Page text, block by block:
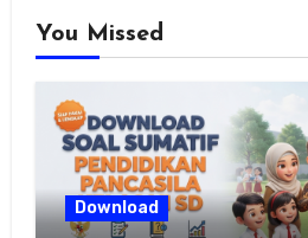
You Missed
Download